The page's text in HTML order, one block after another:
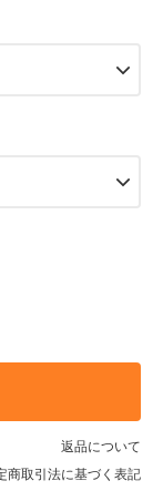
返品について
商取引法に基づく表記